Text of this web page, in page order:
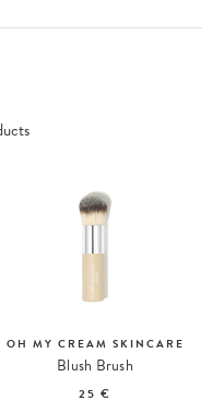
OH MY CREAM SKINCARE
Blush Brush
25 €